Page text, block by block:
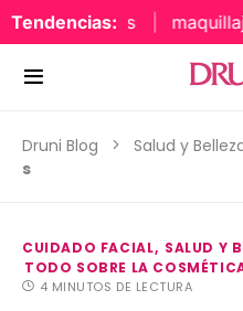
Tendencias: maquillaje
Druni Blog Salud y
s
CUIDADO FACIAL
SALUD Y
TODO SOBRE LA
4 MINUTOS DE LECTURA